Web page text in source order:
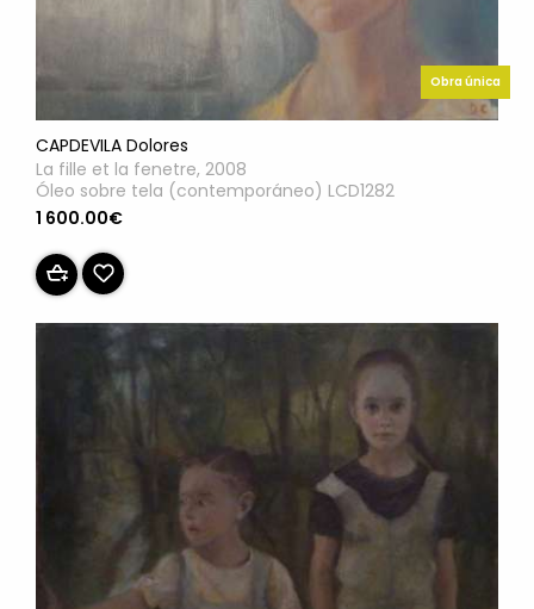
Obra única
CAPDEVILA Dolores
La fille et la fenetre, 2008
Óleo sobre tela (contemporáneo) LCD1282
1 600.00€